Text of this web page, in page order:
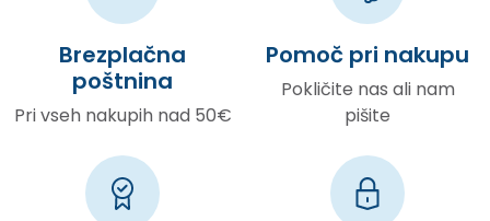
Brezplačna
poštnina
Pri vseh nakupih nad 50€
Pomoč pri nakupu
Pokličite nas ali nam
pišite